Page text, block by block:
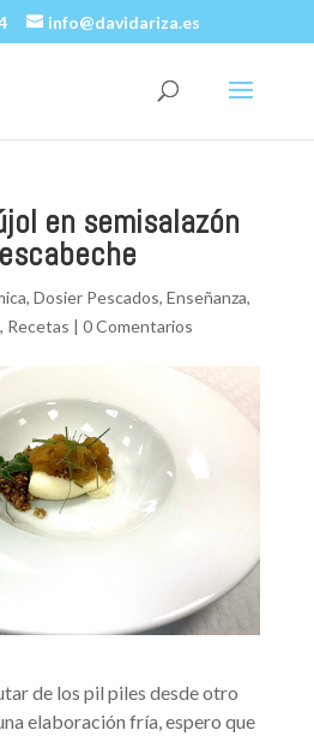
info@davidariza.es
en semisalazón
, Dosier Pescados, Enseñanza,
, Recetas | 0 Comentarios
de los pil piles desde otro
elaboración fría, espero que